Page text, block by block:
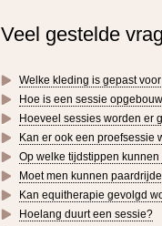
Veel gestelde
Welke kleding is gepast
Hoe is een sessie
Hoeveel sessies worden er
Kan er ook een proefsessie
Op welke tijdstippen
Moet men kunnen
Kan equitherapie gevolgd
Hoelang duurt een sessie?